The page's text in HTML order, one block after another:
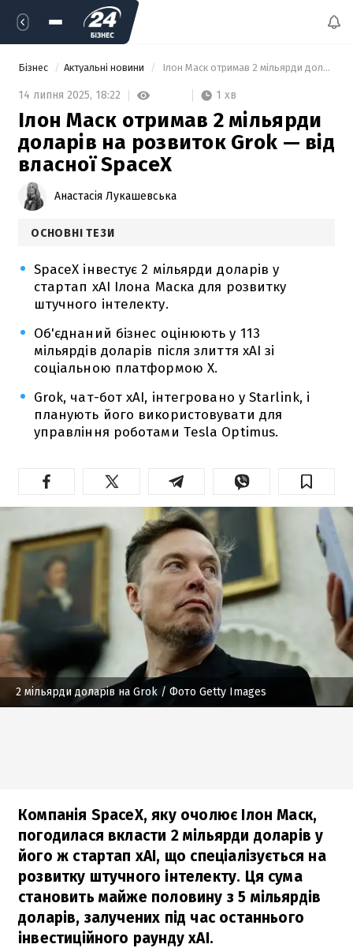
Бізнес Актуальні новини Ілон Маск отримав 2 мільярди доларів на розвиток Grok — від власної SpaceX
14 липня 2025, 18:22 1 хв
Ілон Маск отримав 2 мільярди
доларів на розвиток Grok — від
власної SpaceX
Анастасія Лукашевська
ОСНОВНІ ТЕЗИ
SpaceX інвестує 2 мільярди доларів у
стартап xAI Ілона Маска для розвитку
штучного інтелекту.
Об'єднаний бізнес оцінюють у 113
мільярдів доларів після злиття xAI зі
соціальною платформою X.
Grok, чат-бот xAI, інтегровано у Starlink, і
планують його використовувати для
управління роботами Tesla Optimus.
2 мільярди доларів на Grok / Фото Getty Images
Компанія SpaceX, яку очолює Ілон Маск,
погодилася вкласти 2 мільярди доларів у
його ж стартап xAI, що спеціалізується на
розвитку штучного інтелекту. Ця сума
становить майже половину з 5 мільярдів
доларів, залучених під час останнього
інвестиційного раунду xAI.